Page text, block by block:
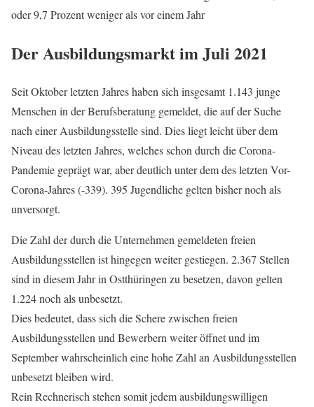
oder 9,7 Prozent weniger als vor einem Jahr
Der Ausbildungsmarkt im Juli 2021
Seit Oktober letzten Jahres haben sich insgesamt 1.143 junge
Menschen in der Berufsberatung gemeldet, die auf der Suche
nach einer Ausbildungsstelle sind. Dies liegt leicht über dem
Niveau des letzten Jahres, welches schon durch die Corona-
Pandemie geprägt war, aber deutlich unter dem des letzten Vor-
Corona-Jahres (-339). 395 Jugendliche gelten bisher noch als
unversorgt.
Die Zahl der durch die Unternehmen gemeldeten freien
Ausbildungsstellen ist hingegen weiter gestiegen. 2.367 Stellen
sind in diesem Jahr in Ostthüringen zu besetzen, davon gelten
1.224 noch als unbesetzt.
Dies bedeutet, dass sich die Schere zwischen freien
Ausbildungsstellen und Bewerbern weiter öffnet und im
September wahrscheinlich eine hohe Zahl an Ausbildungsstellen
unbesetzt bleiben wird.
Rein Rechnerisch stehen somit jedem ausbildungswilligen